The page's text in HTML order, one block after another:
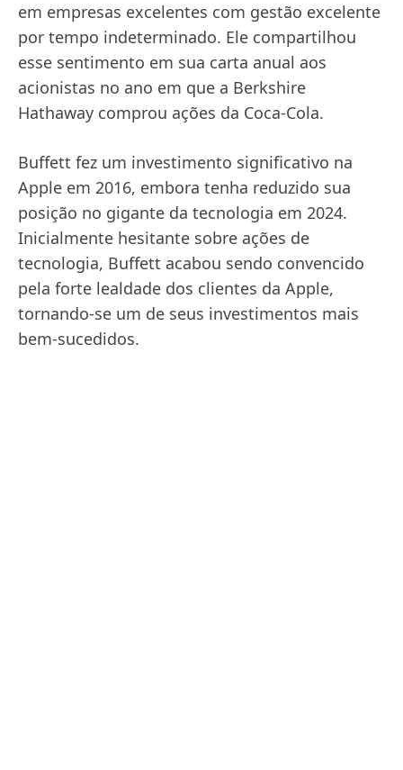
em empresas excelentes com gestão excelente
por tempo indeterminado. Ele compartilhou
esse sentimento em sua carta anual aos
acionistas no ano em que a Berkshire
Hathaway comprou ações da Coca-Cola.
Buffett fez um investimento significativo na
Apple em 2016, embora tenha reduzido sua
posição no gigante da tecnologia em 2024.
Inicialmente hesitante sobre ações de
tecnologia, Buffett acabou sendo convencido
pela forte lealdade dos clientes da Apple,
tornando-se um de seus investimentos mais
bem-sucedidos.